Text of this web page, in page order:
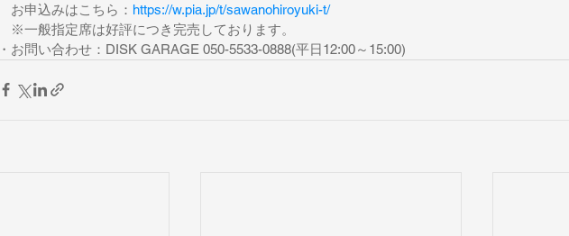
お申込みはこちら： https://w.pia.jp/t/sawanohiroyuki-t/
※一般指定席は好評につき完売しております。
・お問い合わせ：DISK GARAGE 050-5533-0888(平日12:00～15:00)